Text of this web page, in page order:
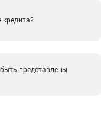
кредита?
представлены